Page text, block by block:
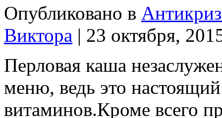
Опубликовано в
Виктора | 23 октября,
Перловая каша
меню, ведь это
витаминов.Кроме всего